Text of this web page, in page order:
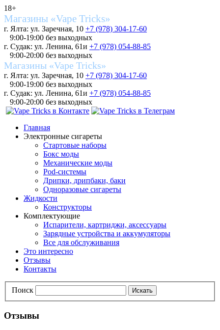
18+
Магазины «Vape Tricks»
г. Ялта: ул. Заречная, 10 +7 (978) 304-17-60
9:00-19:00 без выходных
г. Судак: ул. Ленина, 61и +7 (978) 054-88-85
9:00-20:00 без выходных
Магазины «Vape Tricks»
г. Ялта: ул. Заречная, 10 +7 (978) 304-17-60
9:00-19:00 без выходных
г. Судак: ул. Ленина, 61и +7 (978) 054-88-85
9:00-20:00 без выходных
Главная
Электронные сигареты
Стартовые наборы
Бокс моды
Механические моды
Pod-системы
Дрипки, дрипбаки, баки
Одноразовые сигареты
Жидкости
Конструкторы
Комплектующие
Испарители, картриджи, аксессуары
Зарядные устройства и аккумуляторы
Все для обслуживания
Это интересно
Отзывы
Контакты
Поиск Искать
Отзывы